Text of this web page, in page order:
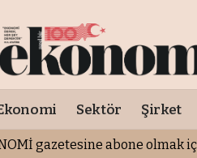
Sektör Şirket
gazetesine abone olmak